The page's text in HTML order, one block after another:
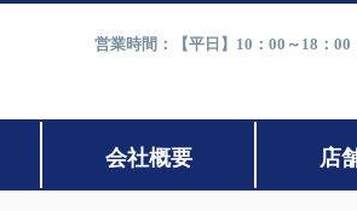
営業時間：【平日】10：00～18：
会社概要 店